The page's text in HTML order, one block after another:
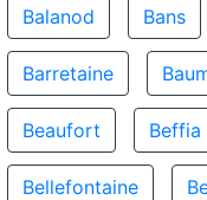
Balanod Bans
Barretaine
Beaufort Beffia
Bellefontaine